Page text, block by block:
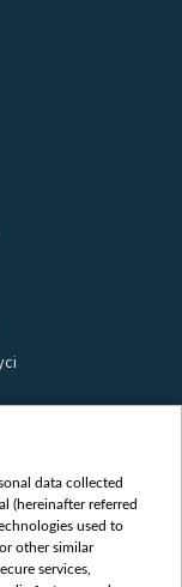
data collected
(hereinafter referred
used to
other similar
services,